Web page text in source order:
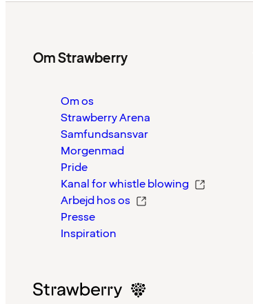
Om Strawberry
Om os
Strawberry Arena
Samfundsansvar
Morgenmad
Pride
Kanal for whistle blowing
Arbejd hos os
Presse
Inspiration